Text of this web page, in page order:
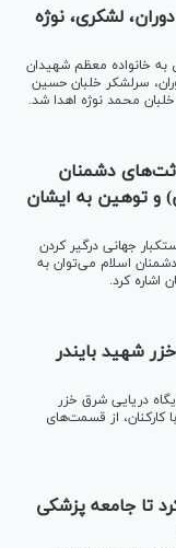
لشکری، نوژه
به خانواده معظم شهیدان
سرلشکر خلبان حسین
محمد نوژه اهدا شد.
دشمنان
و توهین به ایشان
جهانی درگیر کردن
اسلام می‌توان به
اشاره کرد.
شهید بایندر
دریایی شرق خزر
کارکنان، از قسمت‌های
تا جامعه پزشکی